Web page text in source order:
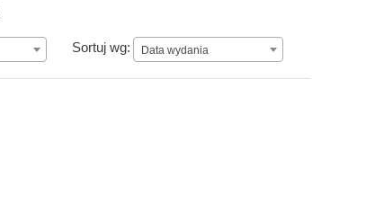
Sortuj wg: Data wydania
Data wydania